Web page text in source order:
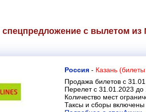
спецпредложение с вылетом из
Россия - Казань
Продажа билетов с
Перелет с 31.01.2023 до
Количество мест
Таксы и сборы включены